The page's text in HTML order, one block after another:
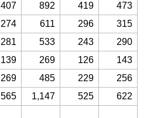
407 892 419
473
274 611 296
315
281 533 243
290
139 269 126
143
269 485 229
256
565 1,147 525 622